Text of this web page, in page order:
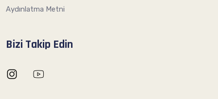
Aydınlatma Metni
Bizi Takip Edin